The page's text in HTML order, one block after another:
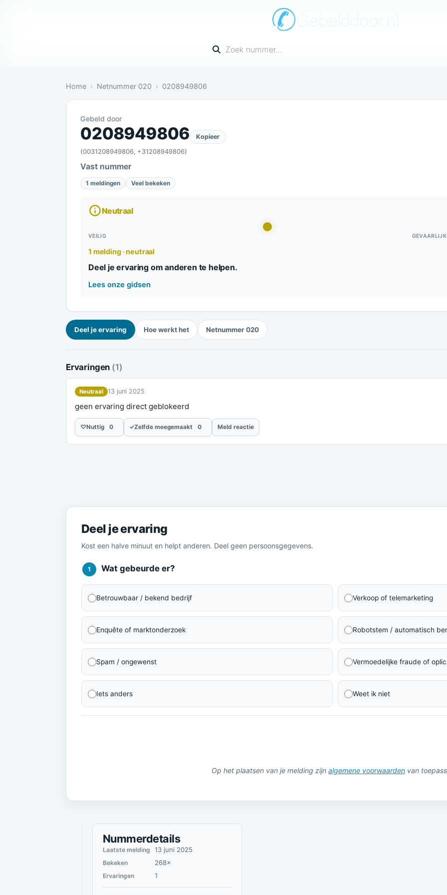
Vul een telefoonnummer in
Home Netnummer 020 0208949806
Neutraal: 1 melding bevestigt dit
Gebeld door
0208949806
(0031208949806, +31208949806)
Kopieer
Vast nummer
1 meldingen Veel bekeken
Neutraal
VEILIG GEVAARLIJK
1 melding · neutraal
Deel je ervaring om anderen te helpen.
Lees onze gidsen
Deel je ervaring Hoe werkt het Netnummer 020
Ervaringen (1)
Neutraal 13 juni 2025
geen ervaring direct geblokeerd
♡Nuttig 0 ✓Zelfde meegemaakt 0 Meld reactie
Deel je ervaring
Kost een halve minuut en helpt anderen. Deel geen persoonsgegevens.
1 Wat gebeurde er?
Betrouwbaar / bekend bedrijf Verkoop of telemarketing
Enquête of marktonderzoek Robotstem / automatisch
Spam / ongewenst Vermoedelijke fraude of
Iets anders Weet ik niet
Op het plaatsen van je melding zijn algemene voorwaarden van
Nummerdetails
Laatste melding 13 juni 2025
Bekeken 268×
Ervaringen 1